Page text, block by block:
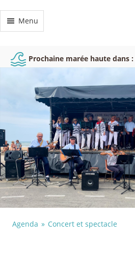
Menu
Prochaine marée haute dans :
Agenda Concert et spectacle